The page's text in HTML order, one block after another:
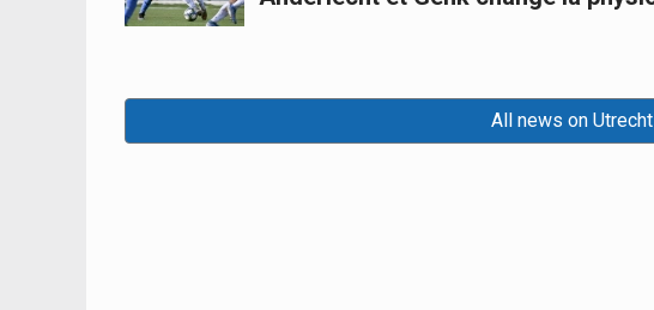
All news on Utrecht